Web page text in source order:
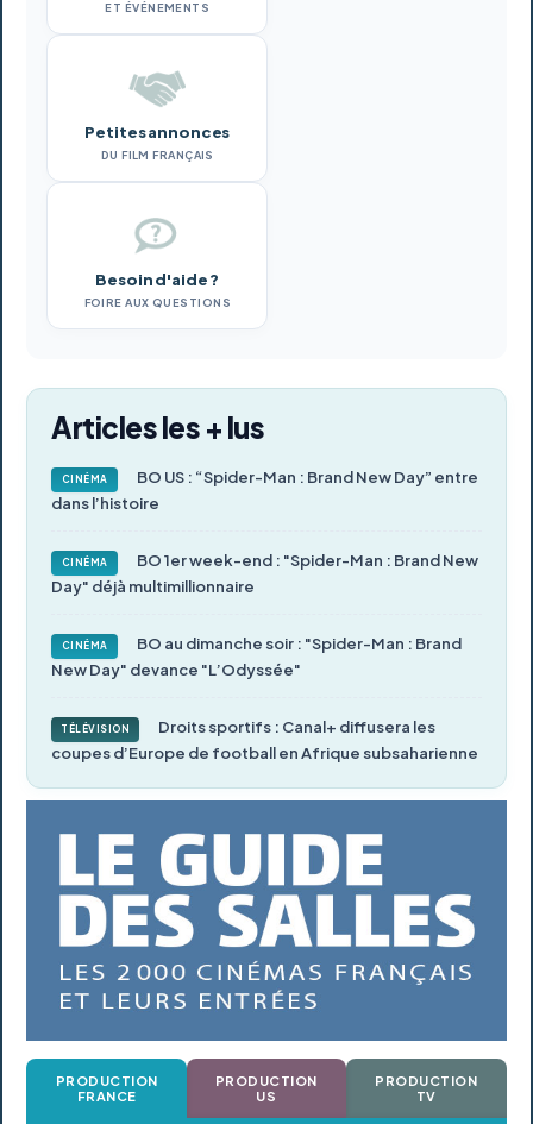
ET ÉVÉNEMENTS
Petites annonces
DU FILM FRANÇAIS
Besoin d'aide ?
FOIRE AUX QUESTIONS
Articles les + lus
CINÉMA
BO US : “Spider-Man : Brand New Day” entre
dans l’histoire
CINÉMA
BO 1er week-end : "Spider-Man : Brand New
Day" déjà multimillionnaire
CINÉMA
BO au dimanche soir : "Spider-Man : Brand
New Day" devance "L’Odyssée"
TÉLÉVISION
Droits sportifs : Canal+ diffusera les
coupes d’Europe de football en Afrique subsaharienne
PRODUCTION
FRANCE
PRODUCTION
US
PRODUCTION
TV